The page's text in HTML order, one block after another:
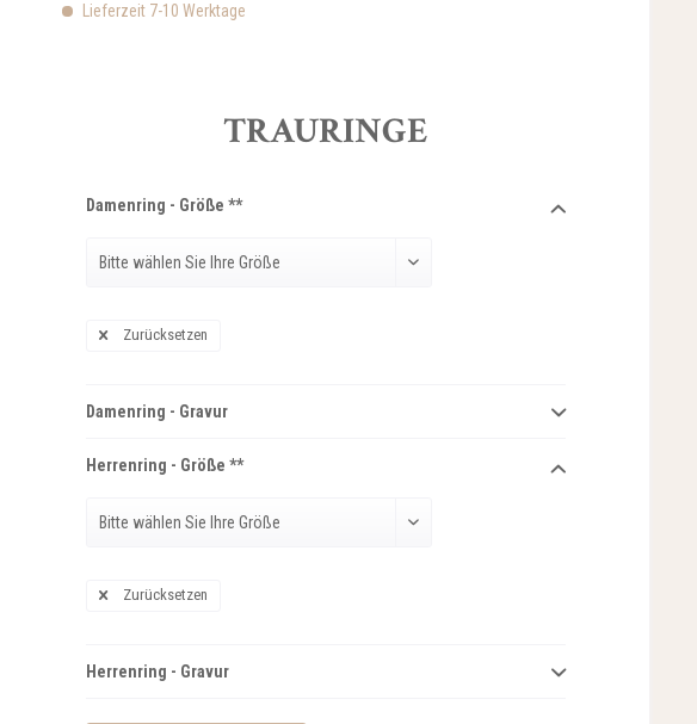
Lieferzeit 7-10 Werktage
TRAURINGE
Damenring - Größe **
Zurücksetzen
Damenring - Gravur
Herrenring - Größe **
Zurücksetzen
Herrenring - Gravur